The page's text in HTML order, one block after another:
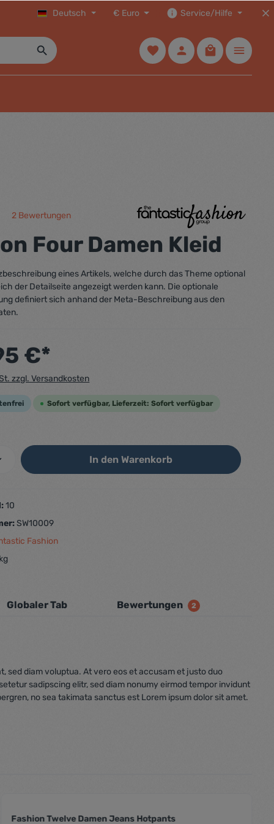
Deutsch € Euro Service/Hilfe
2 Bewertungen
Four Damen Kleid
eines Artikels, welche durch das Theme optional
der Detailseite angezeigt werden kann. Die optionale
definiert sich anhand der Meta-Beschreibung aus den
€*
zzgl. Versandkosten
Sofort verfügbar, Lieferzeit: Sofort verfügbar
In den Warenkorb
10
SW10009
Fashion
Globaler Tab Bewertungen 2
sed diam voluptua. At vero eos et accusam et justo duo
sadipscing elitr, sed diam nonumy eirmod tempor invidunt
no sea takimata sanctus est Lorem ipsum dolor sit amet.
Fashion Twelve Damen Jeans Hotpants